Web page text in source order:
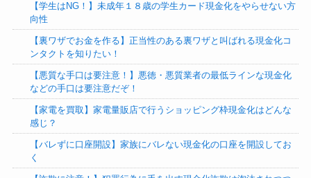
【学生はNG！】未成年１８歳の学生カード現金化をやらせない方
向性
【裏ワザでお金を作る】正当性のある裏ワザと叫ばれる現金化コ
ンタクトを知りたい！
【悪質な手口は要注意！】悪徳・悪質業者の最低ラインな現金化
などの手口は要注意だぞ！
【家電を買取】家電量販店で行うショッピング枠現金化はどんな
感じ？
【バレずに口座開設】家族にバレない現金化の口座を開設してお
く